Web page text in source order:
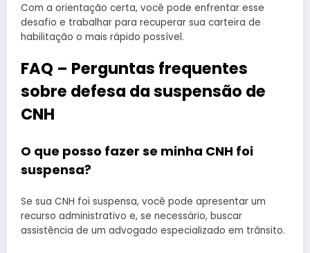
Com a orientação certa, você pode enfrentar esse
desafio e trabalhar para recuperar sua carteira de
habilitação o mais rápido possível.
FAQ – Perguntas frequentes
sobre defesa da suspensão de
CNH
O que posso fazer se minha CNH foi
suspensa?
Se sua CNH foi suspensa, você pode apresentar um
recurso administrativo e, se necessário, buscar
assistência de um advogado especializado em trânsito.